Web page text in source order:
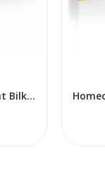
Clean&White + Paradont Bilkadent zobu pasta